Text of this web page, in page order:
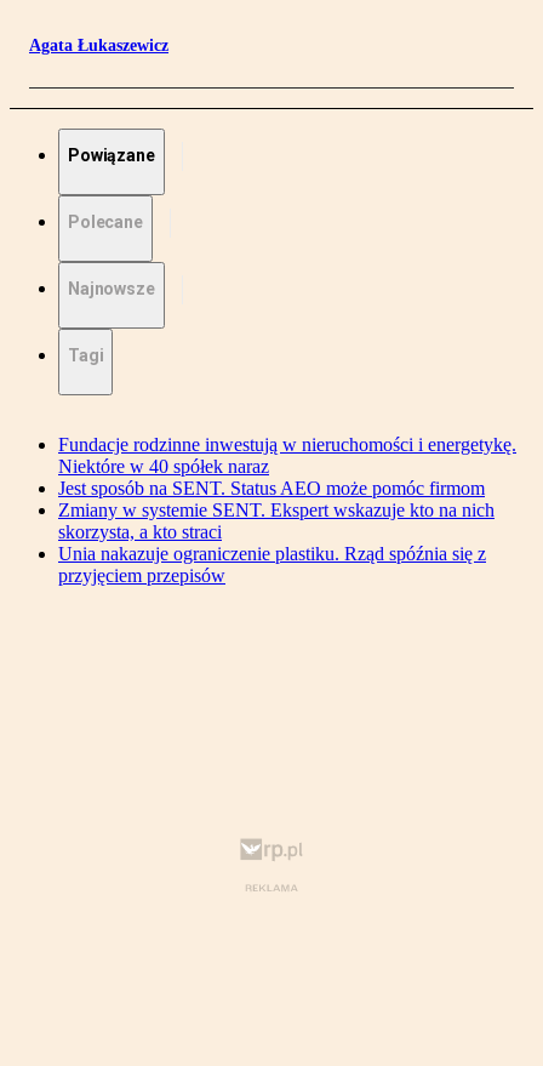
Agata Łukaszewicz
Powiązane
Polecane
Najnowsze
Tagi
Fundacje rodzinne inwestują w nieruchomości i energetykę.
Niektóre w 40 spółek naraz
Jest sposób na SENT. Status AEO może pomóc firmom
Zmiany w systemie SENT. Ekspert wskazuje kto na nich
skorzysta, a kto straci
Unia nakazuje ograniczenie plastiku. Rząd spóźnia się z
przyjęciem przepisów